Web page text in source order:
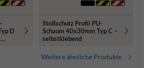
D
Stoßschutz Profil PU-
Schaum 40x30mm Typ C –
selbstklebend
Weitere ähnliche Produkte